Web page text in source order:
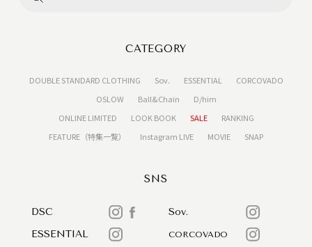
CATEGORY
DOUBLE STANDARD CLOTHING Sov. ESSENTIAL
CORCOVADO
OSLOW
Ball&Chain
D/him
ONLINE LIMITED
LOOK BOOK SALE
RANKING
FEATURE（特集一覧）
Instagram LIVE MOVIE SNAP
SNS
DSC
Sov.
ESSENTIAL
CORCOVADO